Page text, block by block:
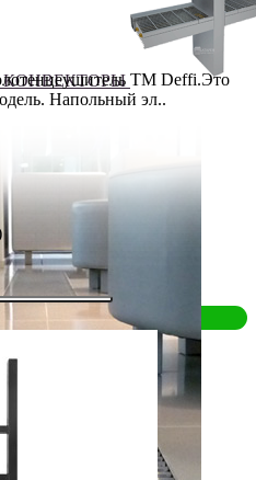
ТМ Deffi.Это
Напольный эл..